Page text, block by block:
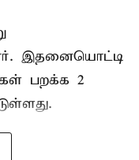
இதனையொட்டி
பறக்க 2